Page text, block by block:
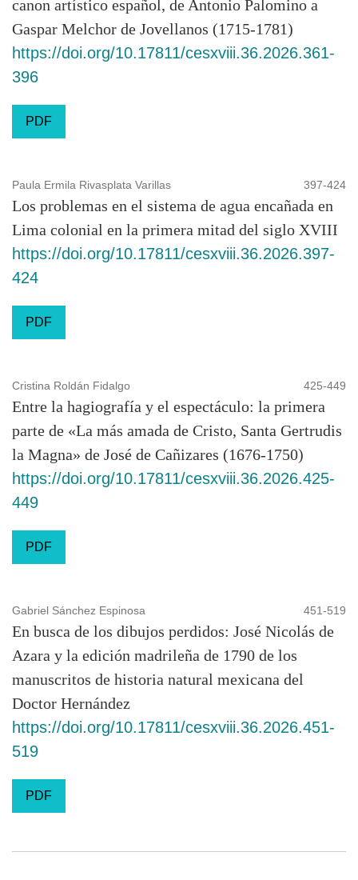
canon artístico español, de Antonio Palomino a
Gaspar Melchor de Jovellanos (1715-1781)
https://doi.org/10.17811/cesxviii.36.2026.361-
396
PDF
Paula Ermila Rivasplata Varillas 397-424
Los problemas en el sistema de agua encañada en
Lima colonial en la primera mitad del siglo XVIII
https://doi.org/10.17811/cesxviii.36.2026.397-
424
PDF
Cristina Roldán Fidalgo 425-449
Entre la hagiografía y el espectáculo: la primera
parte de «La más amada de Cristo, Santa Gertrudis
la Magna» de José de Cañizares (1676-1750)
https://doi.org/10.17811/cesxviii.36.2026.425-
449
PDF
Gabriel Sánchez Espinosa 451-519
En busca de los dibujos perdidos: José Nicolás de
Azara y la edición madrileña de 1790 de los
manuscritos de historia natural mexicana del
Doctor Hernández
https://doi.org/10.17811/cesxviii.36.2026.451-
519
PDF